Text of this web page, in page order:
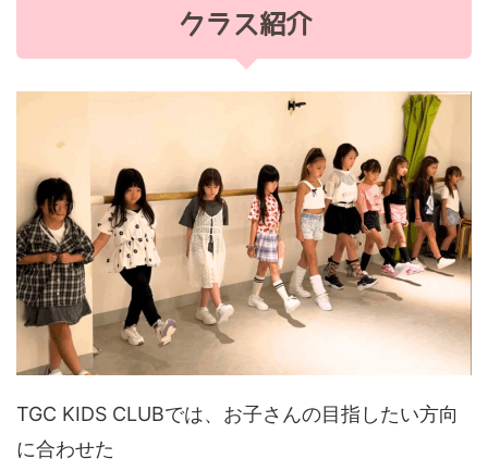
クラス紹介
TGC KIDS CLUBでは、お子さんの目指したい方向
に合わせた